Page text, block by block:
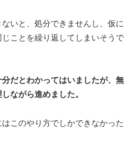
いと、処分できませんし、仮に
ことを繰り返してしまいそうで
分だとわかってはいましたが、無
ながら進めました。
このやり方でしかできなかった